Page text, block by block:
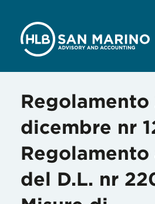
Regolamento
dicembre nr
del D.L. nr